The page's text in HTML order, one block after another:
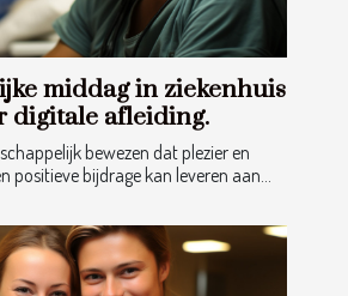
middag in ziekenhuis
digitale afleiding.
bewezen dat plezier en
positieve bijdrage kan leveren aan...